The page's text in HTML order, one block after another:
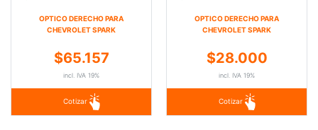
OPTICO DERECHO PARA
CHEVROLET SPARK
$65.157
incl. IVA 19%
Cotizar
OPTICO DERECHO PARA
CHEVROLET SPARK
$28.000
incl. IVA 19%
Cotizar